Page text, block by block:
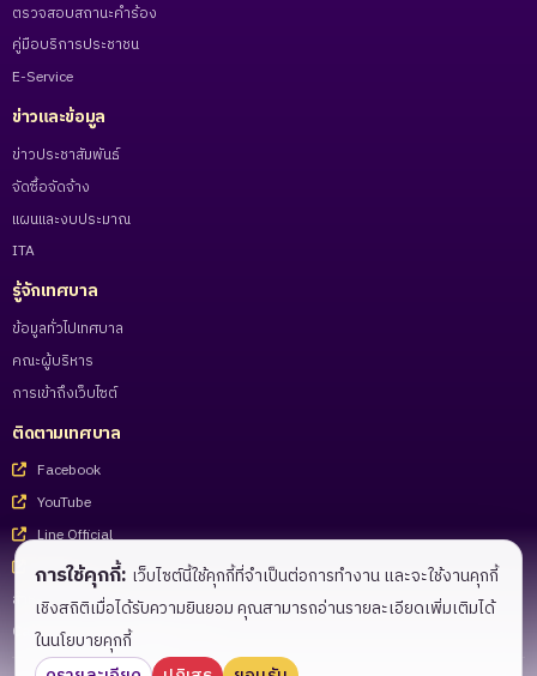
ตรวจสอบสถานะคำร้อง
คู่มือบริการประชาชน
E-Service
ข่าวและข้อมูล
ข่าวประชาสัมพันธ์
จัดซื้อจัดจ้าง
แผนและงบประมาณ
ITA
รู้จักเทศบาล
ข้อมูลทั่วไปเทศบาล
คณะผู้บริหาร
การเข้าถึงเว็บไซต์
ติดตามเทศบาล
Facebook
YouTube
Line Official
Tiktok
สำหรับเจ้าหน้าที่
Call Center 055-983221 - 27
การใช้คุกกี้: เว็บไซต์นี้ใช้คุกกี้ที่จำเป็นต่อการทำงาน และจะใช้งานคุกกี้
เชิงสถิติเมื่อได้รับความยินยอม คุณสามารถอ่านรายละเอียดเพิ่มเติมได้
ในนโยบายคุกกี้